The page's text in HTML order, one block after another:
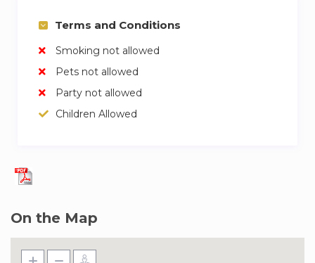
Terms and Conditions
Smoking not allowed
Pets not allowed
Party not allowed
Children Allowed
On the Map